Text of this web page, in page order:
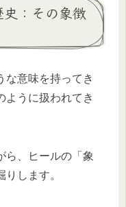
史：その象徴
な意味を持ってき
ように扱われてき
ら、ヒールの「象
します。